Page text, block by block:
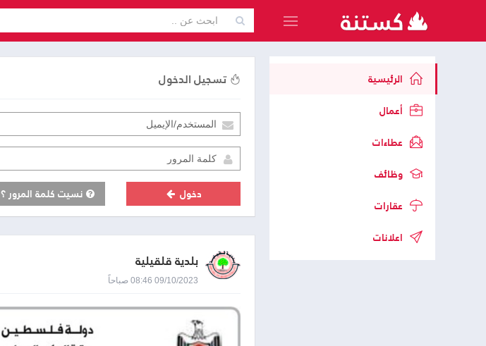
الرئيسية
أعمال
عطاءات
وظائف
عقارات
اعلانات
تسجيل الدخول
دخول نسيت كلمة المرور ؟
بلدية قلقيلية
09/10/2023 08:46 صباحاً